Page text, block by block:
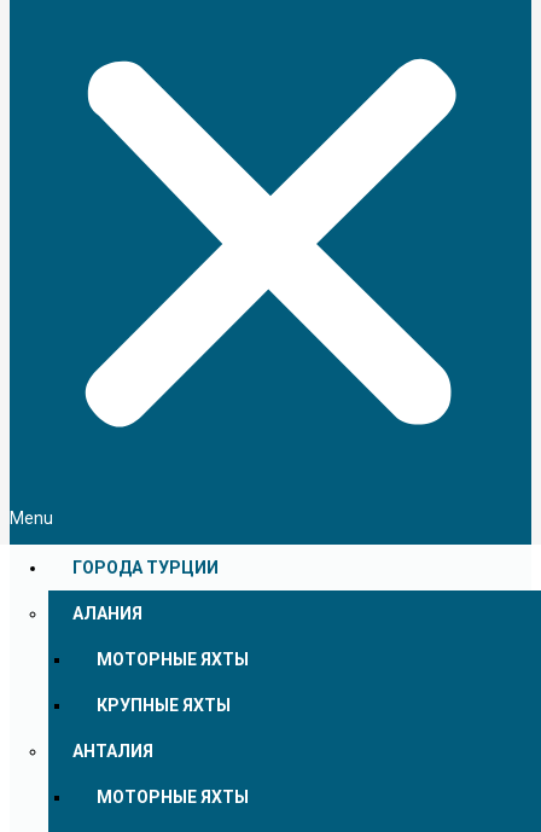
Menu
ГОРОДА ТУРЦИИ
АЛАНИЯ
МОТОРНЫЕ ЯХТЫ
КРУПНЫЕ ЯХТЫ
АНТАЛИЯ
МОТОРНЫЕ ЯХТЫ